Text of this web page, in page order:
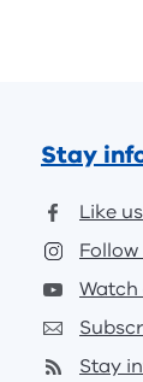
Stay
Like
Watch
Stay